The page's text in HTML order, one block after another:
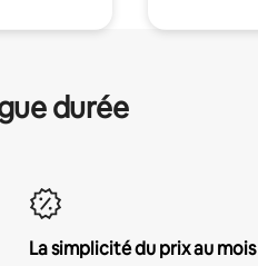
durée
La simplicité du prix au mois